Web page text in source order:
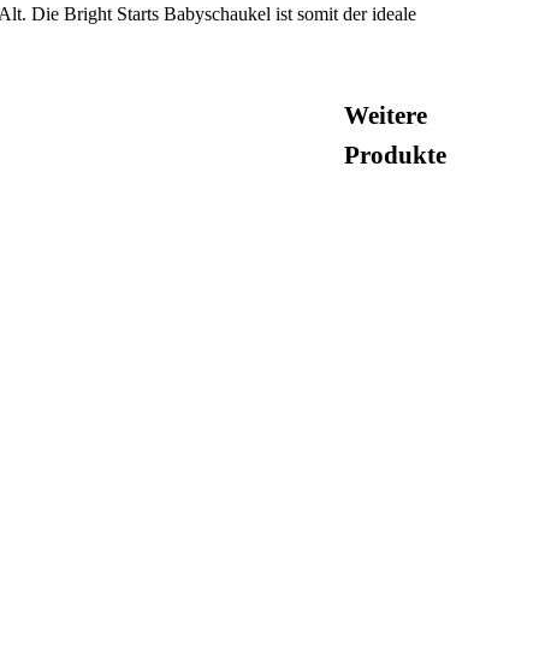
Die Bright Starts Babyschaukel ist somit der ideale
Weitere
Produkte